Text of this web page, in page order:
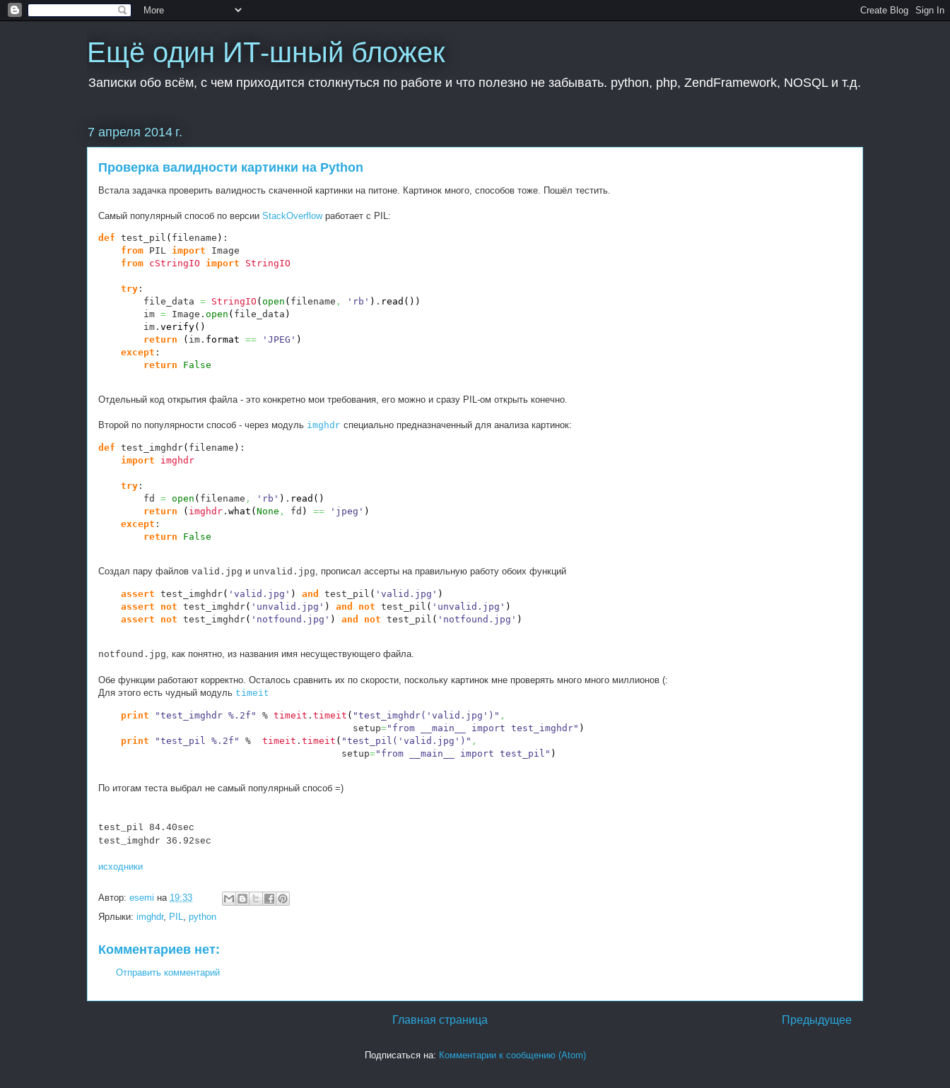
Ещё один ИТ-шный бложек
Записки обо всём, с чем приходится столкнуться по работе и что полезно не забывать. python, php, ZendFramework, NOSQL и т.д.
7 апреля 2014 г.
Проверка валидности картинки на Python
Встала задачка проверить валидность скаченной картинки на питоне. Картинок много, способов тоже. Пошёл тестить.
Самый популярный способ по версии StackOverflowработает с PIL:
def test_pil ( filename ) :
from PIL import Image
from cStringIO import StringIO
try :
file_data = StringIO ( open ( filename , 'rb' ) . read ( ) )
im = Image. open ( file_data )
im. verify( )
return
( im. format == 'JPEG' )
except :
return
False
Отдельный код открытия файла - это конкретно мои требования, его можно и сразу PIL-ом открыть конечно.
Второй по популярности способ - через модуль imghdr специально предназначенный для анализа картинок:
def test_imghdr( filename ) :
import
imghdr
try :
fd = open ( filename , 'rb' ) . read ( )
return
( imghdr . what ( None , fd ) == 'jpeg' )
except :
return
False
Создал пару файлов valid.jpg и unvalid.jpg, прописал ассерты на правильную работу обоих функций
assert test_imghdr( 'valid.jpg' ) and test_pil ( 'valid.jpg' )
assert
not test_imghdr( 'unvalid.jpg' ) and not test_pil ( 'unvalid.jpg' )
assert
not test_imghdr( 'notfound.jpg' ) and not test_pil ( 'notfound.jpg' )
notfound.jpg, как понятно, из названия имя несуществующего файла.
Обе функции работают корректно. Осталось сравнить их по скорости, поскольку картинок мне проверять много много миллионов (:
Для этого есть чудный модуль timeit
print "test_imghdr %.2f" % timeit . timeit ( "test_imghdr('valid.jpg')" ,
setup="from __main__ import test_imghdr" )
print
"test_pil %.2f" % timeit . timeit ( "test_pil('valid.jpg')" ,
setup="from __main__ import test_pil" )
По итогам теста выбрал не самый популярный способ =)
test_pil 84.40sec
test_imghdr 36.92sec
исходники
Автор: esemi на 19:33
Ярлыки: imghdr, PIL, python
Комментариев нет:
Отправить комментарий
Предыдущее
Главная страница
Подписаться на: Комментарии к сообщению (Atom)